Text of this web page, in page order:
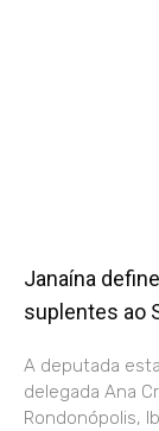
Janaína
suplentes ao
A deputada
delegada Ana
Rondonópolis,